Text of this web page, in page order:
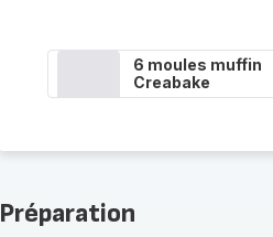
6 moules muffin
Creabake
Préparation